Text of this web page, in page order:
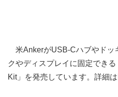
米AnkerがUSB-Cハブやドッ
クやディスプレイに固定でき
Kit」を発売しています。詳細は